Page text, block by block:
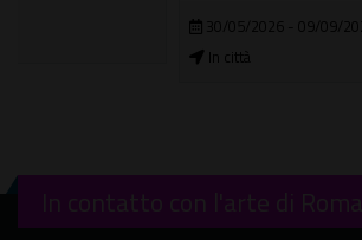
30/05/2026 - 09/09/2026
In contatto con l'arte di Roma